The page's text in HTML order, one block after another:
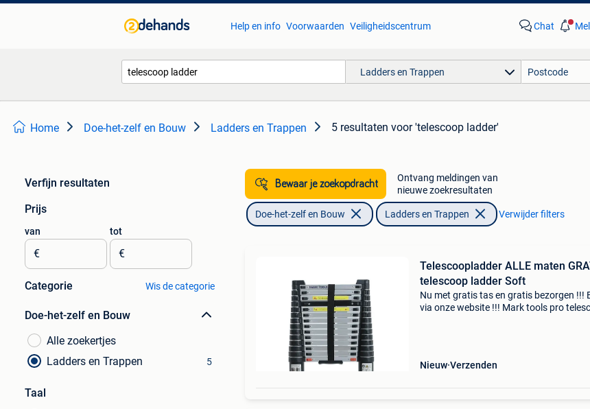
Help en info Voorwaarden Veiligheidscentrum Chat
Ladders en Trappen
Home Doe-het-zelf en Bouw Ladders en Trappen 5 resultaten voor 'telescoop ladder'
Verfijn resultaten
Prijs
van
€
tot
€
Categorie Wis de categorie
Doe-het-zelf en Bouw
Alle zoekertjes
Ladders en Trappen
5
Taal
Bewaar je zoekopdracht
Ontvang meldingen van
nieuwe zoekresultaten
Doe-het-zelf en Bouw Ladders en Trappen Verwijder filters
Telescoopladder ALLE maten
telescoop ladder Soft
Nu met gratis tas en gratis bezorgen !!!
via onze website !!! Mark tools pro
Nieuw Verzenden